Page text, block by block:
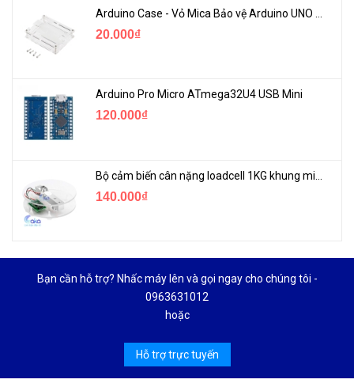
20.000₫
Arduino Pro Micro ATmega32U4 USB Mini
120.000₫
140.000₫
Bạn cần hỗ trợ? Nhấc máy lên và gọi ngay cho chúng tôi -
0963631012
hoặc
Hỗ trợ trực tuyến